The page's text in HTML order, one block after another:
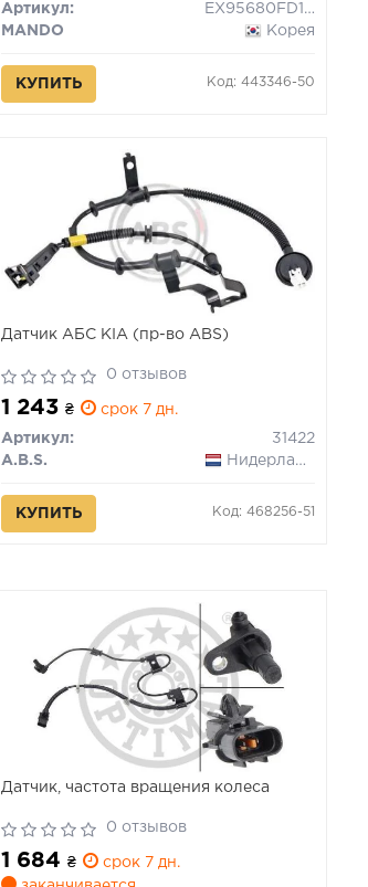
Артикул:
EX95680FD100
MANDO
Корея
КУПИТЬ Код: 443346-50
Датчик АБС KIA (пр-во ABS)
0 отзывов
1 243₴ срок 7 дн.
Артикул:
31422
A.B.S.
Нидерланды
КУПИТЬ Код: 468256-51
Датчик, частота вращения колеса
0 отзывов
1 684₴
срок 7 дн.